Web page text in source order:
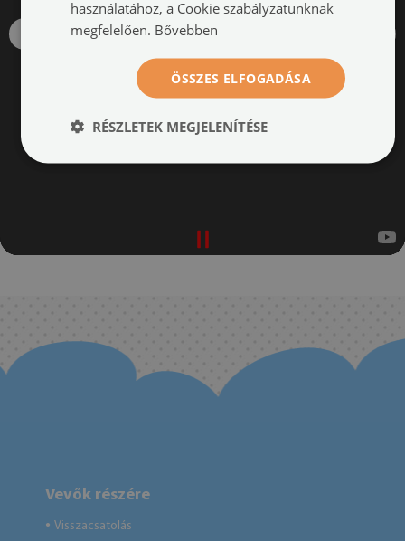
Vevők részére
● Visszacsatolás
használatához, a Cookie szabályzatunknak
megfelelően. Bővebben
ÖSSZES ELFOGADÁSA
RÉSZLETEK MEGJELENÍTÉSE